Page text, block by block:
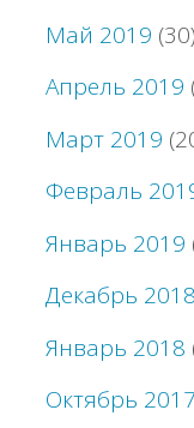
Май 2019 (30)
Апрель 2019
Март 2019
Февраль
Январь 2019
Декабрь 2018
Январь 2018
Октябрь 2017